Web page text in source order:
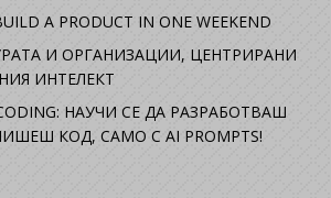
A PRODUCT IN ONE WEEKEND
И ОРГАНИЗАЦИИ, ЦЕНТРИРАНИ
ИНТЕЛЕКТ
CODING: НАУЧИ СЕ ДА РАЗРАБОТВАШ
КОД, САМО С AI PROMPTS!